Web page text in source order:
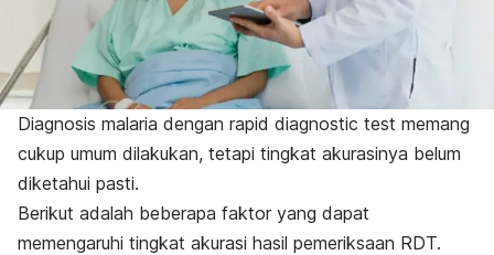
Diagnosis malaria dengan rapid diagnostic test memang
cukup umum dilakukan, tetapi tingkat akurasinya belum
diketahui pasti.
Berikut adalah beberapa faktor yang dapat
memengaruhi tingkat akurasi hasil pemeriksaan RDT.